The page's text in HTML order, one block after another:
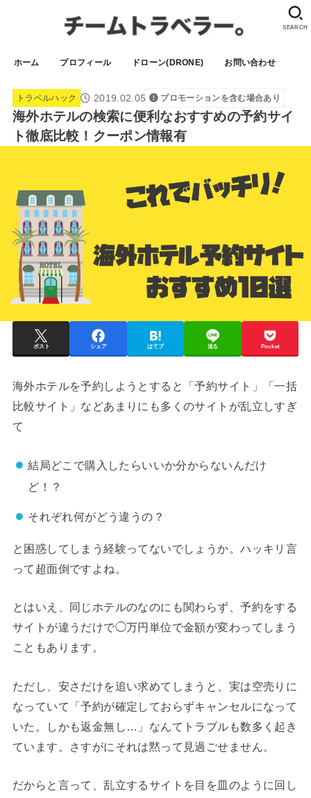
ホーム プロフィール ドローン(DRONE) お問い合わせ
SEARCH
トラベルハック 2019.02.05 プロモーションを含む場合あり
海外ホテルの検索に便利なおすすめの予約サイ
ト徹底比較！クーポン情報有
ポスト シェア はてブ 送る Pocket
海外ホテルを予約しようとすると「予約サイト」「一括
比較サイト」などあまりにも多くのサイトが乱立しすぎ
て
結局どこで購入したらいいか分からないんだけ
ど！？
それぞれ何がどう違うの？
と困惑してしまう経験ってないでしょうか。ハッキリ言
って超面倒ですよね。
とはいえ、同じホテルのなのにも関わらず、予約をする
サイトが違うだけで◯万円単位で金額が変わってしまう
こともあります。
ただし、安さだけを追い求めてしまうと、実は空売りに
なっていて「予約が確定しておらずキャンセルになって
いた。しかも返金無し…」なんてトラブルも数多く起き
ています。さすがにそれは黙って見過ごせません。
だからと言って、乱立するサイトを目を皿のように回し